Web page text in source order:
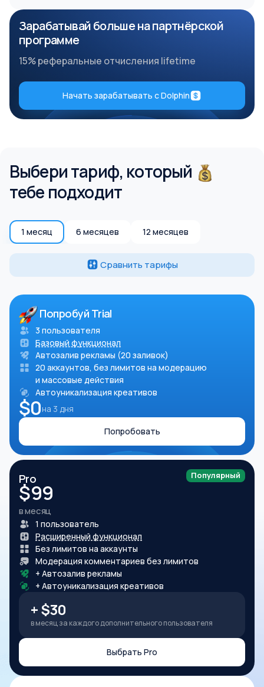
Зарабатывай больше на партнёрской
программе
15% реферальные отчисления lifetime
Начать зарабатывать с Dolphin
Выбери тариф, который
тебе подходит
1 месяц 6 месяцев 12 месяцев
Сравнить тарифы
Попробуй Trial
3 пользователя
Базовый функционал
Автозалив рекламы (20 заливок)
20 аккаунтов, без лимитов на модерацию
и массовые действия
Автоуникализация креативов
$0на 3 дня
Попробовать
Популярный
Pro
$99
в месяц
1 пользователь
Расширенный функционал
Без лимитов на аккаунты
Модерация комментариев без лимитов
+ Автозалив рекламы
+ Автоуникализация креативов
+ $30
в месяц за каждого дополнительного пользователя
Выбрать Pro